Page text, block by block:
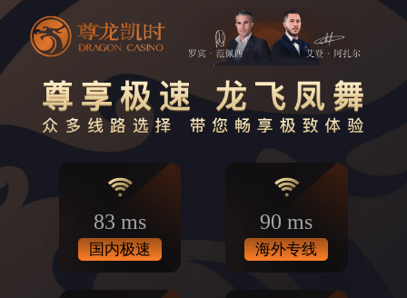
83 ms
国内极速
90 ms
海外专线